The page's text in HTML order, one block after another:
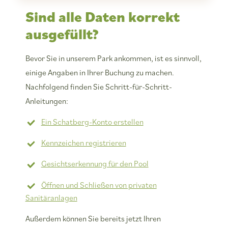
Sind alle Daten korrekt
ausgefüllt?
Bevor Sie in unserem Park ankommen, ist es sinnvoll,
einige Angaben in Ihrer Buchung zu machen.
Nachfolgend finden Sie Schritt-für-Schritt-
Anleitungen:
Ein Schatberg-Konto erstellen
Kennzeichen registrieren
Gesichtserkennung für den Pool
Öffnen und Schließen von privaten
Sanitäranlagen
Außerdem können Sie bereits jetzt Ihren